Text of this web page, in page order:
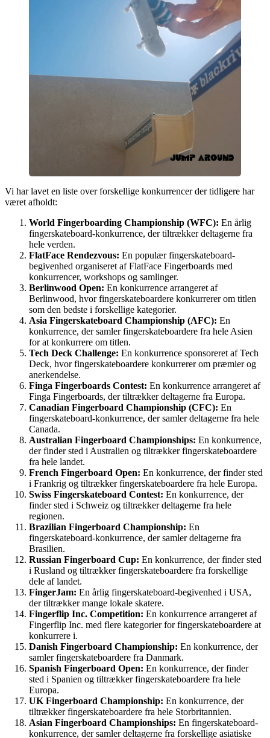
Vi har lavet en liste over forskellige konkurrencer der tidligere har
været afholdt:
World Fingerboarding Championship (WFC): En årlig
fingerskateboard-konkurrence, der tiltrækker deltagerne fra
hele verden.
FlatFace Rendezvous: En populær fingerskateboard-
begivenhed organiseret af FlatFace Fingerboards med
konkurrencer, workshops og samlinger.
Berlinwood Open: En konkurrence arrangeret af
Berlinwood, hvor fingerskateboardere konkurrerer om titlen
som den bedste i forskellige kategorier.
Asia Fingerskateboard Championship (AFC): En
konkurrence, der samler fingerskateboardere fra hele Asien
for at konkurrere om titlen.
Tech Deck Challenge: En konkurrence sponsoreret af Tech
Deck, hvor fingerskateboardere konkurrerer om præmier og
anerkendelse.
Finga Fingerboards Contest: En konkurrence arrangeret af
Finga Fingerboards, der tiltrækker deltagerne fra Europa.
Canadian Fingerboard Championship (CFC): En
fingerskateboard-konkurrence, der samler deltagerne fra hele
Canada.
Australian Fingerboard Championships: En konkurrence,
der finder sted i Australien og tiltrækker fingerskateboardere
fra hele landet.
French Fingerboard Open: En konkurrence, der finder sted
i Frankrig og tiltrækker fingerskateboardere fra hele Europa.
Swiss Fingerskateboard Contest: En konkurrence, der
finder sted i Schweiz og tiltrækker deltagerne fra hele
regionen.
Brazilian Fingerboard Championship: En
fingerskateboard-konkurrence, der samler deltagerne fra
Brasilien.
Russian Fingerboard Cup: En konkurrence, der finder sted
i Rusland og tiltrækker fingerskateboardere fra forskellige
dele af landet.
FingerJam: En årlig fingerskateboard-begivenhed i USA,
der tiltrækker mange lokale skatere.
Fingerflip Inc. Competition: En konkurrence arrangeret af
Fingerflip Inc. med flere kategorier for fingerskateboardere at
konkurrere i.
Danish Fingerboard Championship: En konkurrence, der
samler fingerskateboardere fra Danmark.
Spanish Fingerboard Open: En konkurrence, der finder
sted i Spanien og tiltrækker fingerskateboardere fra hele
Europa.
UK Fingerboard Championship: En konkurrence, der
tiltrækker fingerskateboardere fra hele Storbritannien.
Asian Fingerboard Championships: En fingerskateboard-
konkurrence, der samler deltagerne fra forskellige asiatiske